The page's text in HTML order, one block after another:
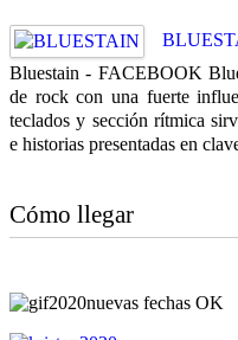
Bluestain - FACEBOOK
de rock con una fuerte
teclados y sección rítmica
e historias presentadas en
Cómo llegar